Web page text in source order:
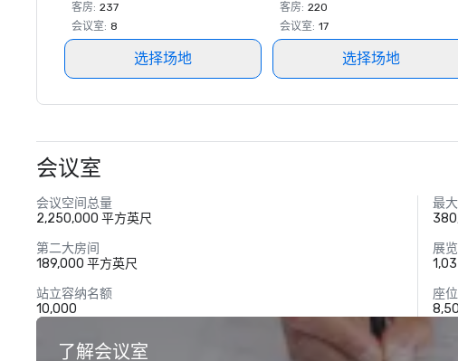
客房: 237
会议室: 8
选择场地
客房: 220
会议室: 17
选择场地
会议室
会议空间总量
2,250,000 平方英尺
最
第二大房间
189,000 平方英尺
展
站立容纳名额
10,000
座
了解会议室